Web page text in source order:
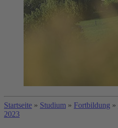
Startseite » Studium » Fortbildung »
2023